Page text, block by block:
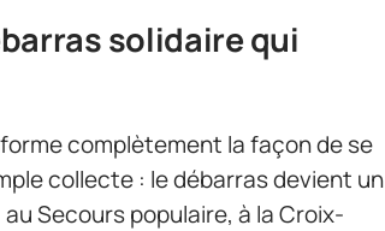
solidaire qui
complètement la façon de se
collecte : le débarras devient un
Secours populaire, à la Croix-